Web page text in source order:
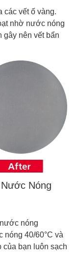
các vết ố vàng.
nhờ nước nóng
gây nên vết bẩn
Nóng
nóng
nóng 40/60°C và
bạn luôn sạch